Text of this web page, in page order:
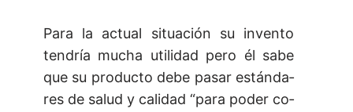
Pa­ra la ac­tual si­tua­ción su in­ven­to
ten­dría mu­cha uti­li­dad pe­ro él sa­be
que su pro­duc­to de­be pa­sar es­tán­da­
res de sa­lud y ca­li­dad “pa­ra po­der co­